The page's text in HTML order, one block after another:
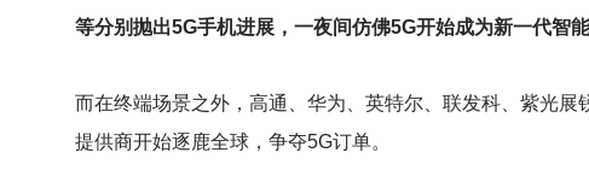
等分别抛出5G手机进展，一夜间仿佛5G开始成为新一代智能
而在终端场景之外，高通、华为、英特尔、联发科、紫光
提供商开始逐鹿全球，争夺5G订单。